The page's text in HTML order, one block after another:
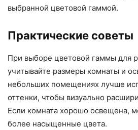
выбранной цветовой гаммой.
Практические советы
При выборе цветовой гаммы для
учитывайте размеры комнаты и
небольших помещениях лучше
оттенки, чтобы визуально
Если комната хорошо освещена,
более насыщенные цвета.